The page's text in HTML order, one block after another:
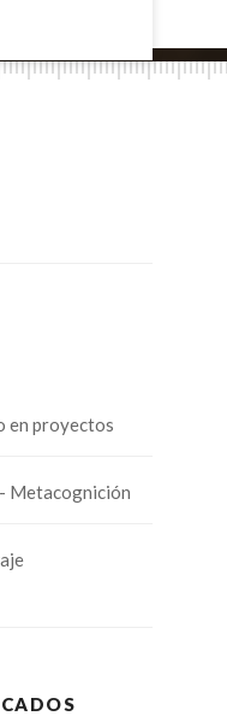
en proyectos
Metacognición